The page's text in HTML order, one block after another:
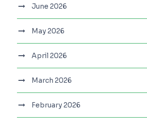
June 2026
May 2026
April 2026
March 2026
February 2026